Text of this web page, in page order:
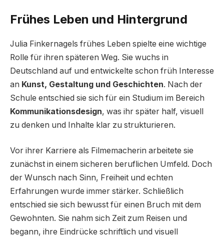
Frühes Leben und Hintergrund
Julia Finkernagels frühes Leben spielte eine wichtige
Rolle für ihren späteren Weg. Sie wuchs in
Deutschland auf und entwickelte schon früh Interesse
an Kunst, Gestaltung und Geschichten. Nach der
Schule entschied sie sich für ein Studium im Bereich
Kommunikationsdesign, was ihr später half, visuell
zu denken und Inhalte klar zu strukturieren.
Vor ihrer Karriere als Filmemacherin arbeitete sie
zunächst in einem sicheren beruflichen Umfeld. Doch
der Wunsch nach Sinn, Freiheit und echten
Erfahrungen wurde immer stärker. Schließlich
entschied sie sich bewusst für einen Bruch mit dem
Gewohnten. Sie nahm sich Zeit zum Reisen und
begann, ihre Eindrücke schriftlich und visuell